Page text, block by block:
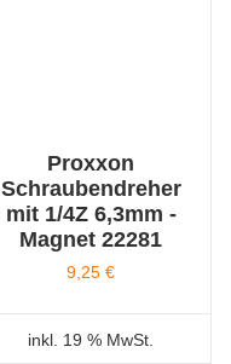
Proxxon
Schraubendreher
mit 1/4Z 6,3mm -
Magnet 22281
9,25€
inkl. 19 % MwSt.